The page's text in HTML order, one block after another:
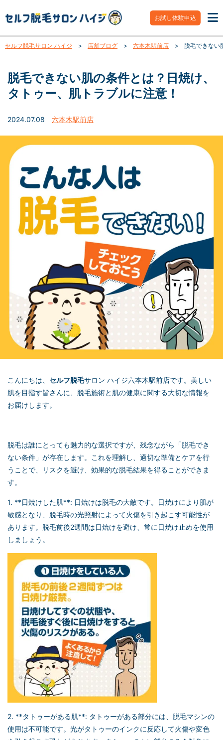
お試し体験申込
セルフ脱毛サロン ハイジ > 店舗ブログ > 六本木駅前店 > 脱毛できない
脱毛できない肌の条件とは？日焼け、
タトゥー、肌トラブルに注意！
2024.07.08 六本木駅前店
こんにちは、 セルフ脱毛サロン ハイジ六本木駅前店です。美しい
肌を目指す皆さんに、脱毛施術と肌の健康に関する大切な情報を
お届けします。
脱毛は誰にとっても魅力的な選択ですが、残念ながら「脱毛でき
ない条件」が存在します。これを理解し、適切な準備とケアを行
うことで、リスクを避け、効果的な脱毛結果を得ることができま
す。
1. **日焼けした肌**: 日焼けは脱毛の大敵です。日焼けにより肌が
敏感となり、脱毛時の光照射によって火傷を引き起こす可能性が
あります。脱毛前後2週間は日焼けを避け、常に日焼け止めを使用
しましょう。
2. **タトゥーがある肌**: タトゥーがある部分には、脱毛マシンの
使用は不可能です。光がタトゥーのインクに反応して火傷や変色